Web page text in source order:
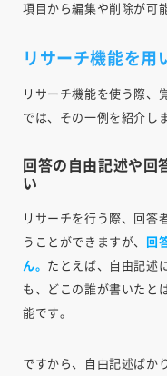
項目から編集や削除が可
リサーチ機能を用
リサーチ機能を使う際、
では、その一例を紹介し
回答の自由記述や回
い
リサーチを行う際、回答
うことができますが、
回
ん。 たとえば、自由記述
も、どこの誰が書いたと
能です。
ですから、自由記述ばか